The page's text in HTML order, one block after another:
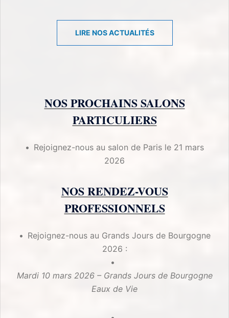
LIRE NOS ACTUALITÉS
NOS PROCHAINS SALONS
PARTICULIERS
Rejoignez-nous au salon de Paris le 21 mars
2026
NOS RENDEZ-VOUS
PROFESSIONNELS
Rejoignez-nous au Grands Jours de Bourgogne
2026 :
Mardi 10 mars 2026 – Grands Jours de Bourgogne
Eaux de Vie